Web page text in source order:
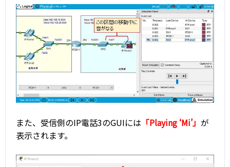
また、受信側のIP電話3のGUIには 「Playing ‘Mi’」 が
表示されます。